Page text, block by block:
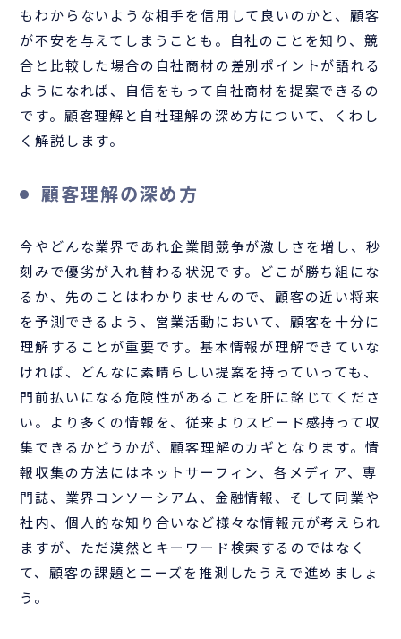
もわからないような相手を信用して良いのかと、顧客
が不安を与えてしまうことも。自社のことを知り、競
合と比較した場合の自社商材の差別ポイントが語れる
ようになれば、自信をもって自社商材を提案できるの
です。顧客理解と自社理解の深め方について、くわし
く解説します。
顧客理解の深め方
今やどんな業界であれ企業間競争が激しさを増し、秒
刻みで優劣が入れ替わる状況です。どこが勝ち組にな
るか、先のことはわかりませんので、顧客の近い将来
を予測できるよう、営業活動において、顧客を十分に
理解することが重要です。基本情報が理解できていな
ければ、どんなに素晴らしい提案を持っていっても、
門前払いになる危険性があることを肝に銘じてくださ
い。より多くの情報を、従来よりスピード感持って収
集できるかどうかが、顧客理解のカギとなります。情
報収集の方法にはネットサーフィン、各メディア、専
門誌、業界コンソーシアム、金融情報、そして同業や
社内、個人的な知り合いなど様々な情報元が考えられ
ますが、ただ漠然とキーワード検索するのではなく
て、顧客の課題とニーズを推測したうえで進めましょ
う。